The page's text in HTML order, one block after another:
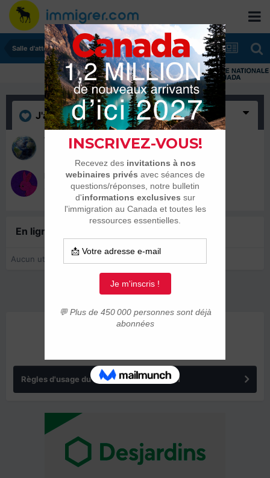
Salle d'attente - échanges de dates
J'aime(2)
TED/A
9 août 2017
khaleader86
8 août 2017
En ligne récemment
Aucun utilisateur enregistré regarde cette page.
Règles d'usage du forum IMMIGRER.COM